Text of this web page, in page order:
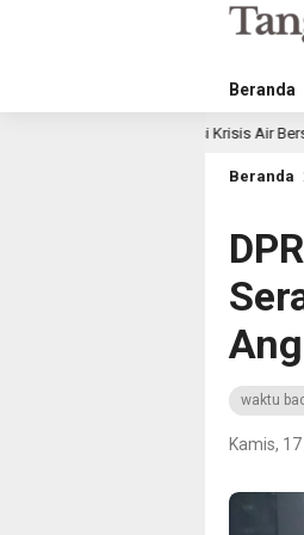
Beranda
4 jam lalu
Beranda
waktu
Kamis,